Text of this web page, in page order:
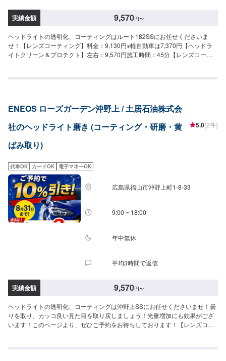
実績金額 9,570円〜
ヘッドライトの透明化、コーティングはルート182SSにお任せくださいま
せ！【レンズコーティング】料金：9,130円※軽自動車は7,370円【ヘッドラ
イトクリーン＆プロテクト】左右：9,570円施工時間：45分【レンズコーテ
ENEOS ローズガーデン沖野上 / 土居石油株式会
社のヘッドライト磨き (コーティング・研磨・黄
ばみ取り)
5.0(2件)
代車OK カードOK 電子マネーOK
広島県福山市沖野上町1-8-33
9:00 ~ 18:00
年中無休
平均3時間で返信
実績金額 9,570円〜
ヘッドライトの透明化、コーティングは沖野上SSにお任せくださいませ！曇
りを取り、カッコ良い見た目を取り戻しましょう！光量増加にも効果がござ
います！このページより、ぜひご予約をお待ちしております！【レンズコー
イトクリーン＆プロテクト】テールランプ料金：12,540円※軽自動車は